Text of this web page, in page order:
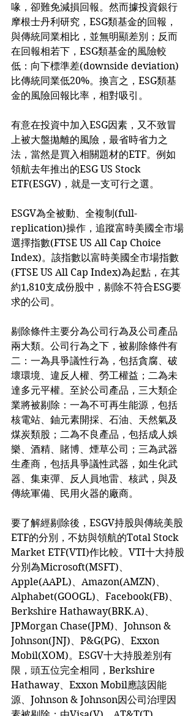
喙，卻難免減損回報。然而據投資銀行
摩根士丹利研究，ESG類基金的回報，
與傳統同業相比，並無明顯差別；反而
在回報相若下，ESG類基金的風險較
低：向下標準差(downside deviation)
比傳統同業低20%。換言之，ESG類基
金的風險回報比率，相對吸引。
有意在投資中加入ESG因素，又不致冒
上被大盤拋離的風險，最省時省力之
法，當然是買入相關題材的ETF。例如
領航去年推出的ESG US Stock
ETF(ESGV)，就是一支可行之選。
ESGV為全被動、全複制(full-
replication)操作，追蹤富時美國全市場
選擇指數(FTSE US All Cap Choice
Index)。該指數以富時美國全市場指數
(FTSE US All Cap Index)為起點，在其
約1,810支成份股中，剔除不符合ESG要
求的公司。
剔除條件主要分為公司行為及公司產品
兩大類。公司行為之下，被剔除條件有
二：一為具爭議性行為，包括貪腐、破
壞環境、違反人權、勞工權益；二為未
達多元平權。至於公司產品，三大類企
業將被剔除：一為不可再生能源，包括
核電站、鈾元素開採、石油、天然氣及
煤炭類股；二為不良產品，包括成人娛
樂、酒精、賭博、煙草公司；三為武器
生產商，包括具爭議性武器，如生化武
器、集束彈、反人員地雷、核武，與及
傳統軍備、民用火器的廠商。
要了解經剔除後，ESGV持股與傳統美股
ETF的分別，不妨與領航的Total Stock
Market ETF(VTI)作比較。VTI十大持股
分別為Microsoft(MSFT)、
Apple(AAPL)、Amazon(AMZN)、
Alphabet(GOOGL)、Facebook(FB)、
Berkshire Hathaway(BRK.A)、
JPMorgan Chase(JPM)、Johnson &
Johnson(JNJ)、P&G(PG)、Exxon
Mobil(XOM)。ESGV十大持股差別有
限，頭五位完全相同，Berkshire
Hathaway、Exxon Mobil應該因能
源、Johnson & Johnson因公司治理因